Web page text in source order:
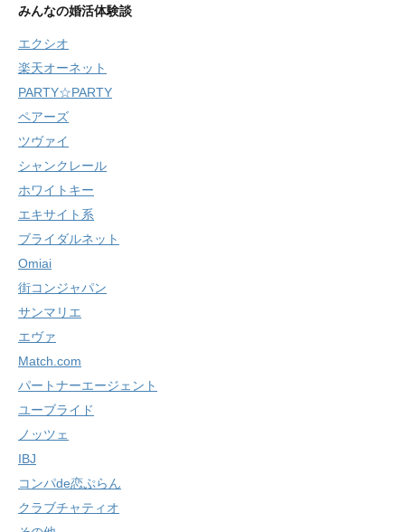
みんなの婚活体験談
エクシオ
楽天オーネット
PARTY☆PARTY
ペアーズ
ツヴァイ
シャンクレール
ホワイトキー
エキサイト系
ブライダルネット
Omiai
街コンジャパン
サンマリエ
エヴァ
Match.com
パートナーエージェント
ユーブライド
ノッツェ
IBJ
コンパde恋ぷらん
クラブチャティオ